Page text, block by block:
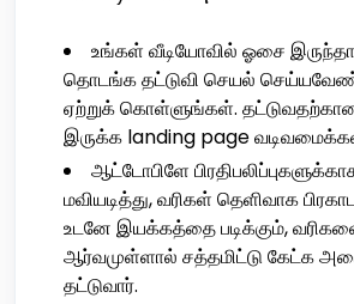
உங்கள் வீடியோவில் ஓசை
தொடங்க தட்டுவி செயல்
ஏற்றுக் கொள்ளுங்கள்.
இருக்க landing page
ஆட்டோபிளே
மவியடித்து, வரிகள் தெளிவாக
உடனே இயக்கத்தை படிக்கும்,
ஆர்வமுள்ளால் சத்தமிட்டு கேட்க
தட்டுவார்.